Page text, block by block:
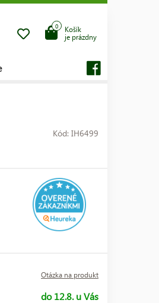
Košík
je prázdny
0
Kód: IH6499
Otázka na produkt
do 12.8. u Vás